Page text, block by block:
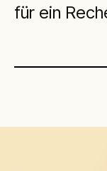
für ein